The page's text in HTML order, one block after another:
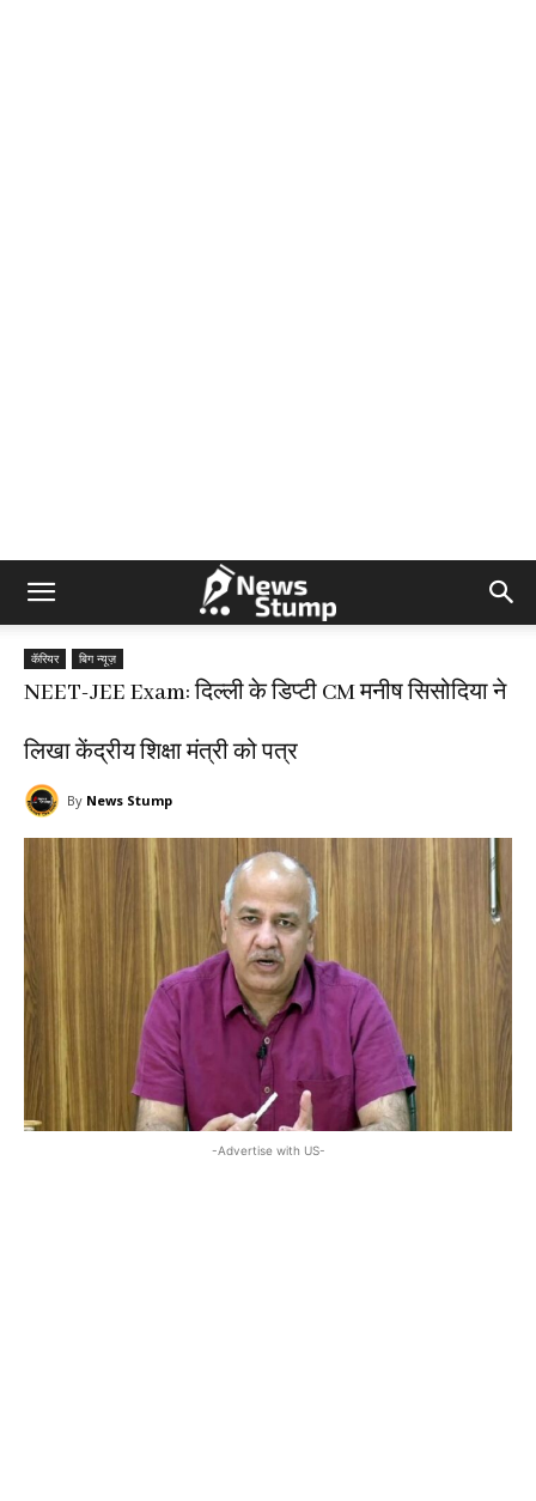
कॅरियर बिग न्यूज़
NEET-JEE Exam: दिल्ली के डिप्टी CM मनीष सिसोदिया ने
लिखा केंद्रीय शिक्षा मंत्री को पत्र
By News Stump
-Advertise with US-